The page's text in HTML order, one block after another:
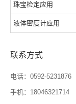
珠宝检定应用
液体密度计应用
联系方式
电话：0592-5231876
手机：18046321714